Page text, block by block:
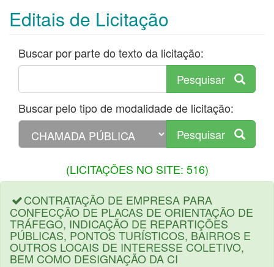
Editais de Licitação
Buscar por parte do texto da licitação:
Pesquisar
Buscar pelo tipo de modalidade de licitação:
Pesquisar
(LICITAÇÕES NO SITE: 516)
CONTRATAÇÃO DE EMPRESA PARA
CONFECÇÃO DE PLACAS DE ORIENTAÇÃO DE
TRÁFEGO, INDICAÇÃO DE REPARTIÇÕES
PÚBLICAS, PONTOS TURÍSTICOS, BAIRROS E
OUTROS LOCAIS DE INTERESSE COLETIVO,
BEM COMO DESIGNAÇÃO DA CI